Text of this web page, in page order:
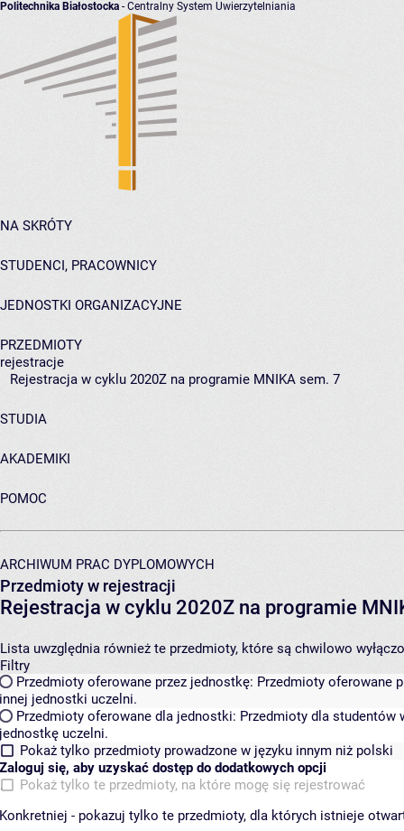
Politechnika Białostocka - Centralny System Uwierzytelniania
NA SKRÓTY
STUDENCI, PRACOWNICY
JEDNOSTKI ORGANIZACYJNE
PRZEDMIOTY
rejestracje
Rejestracja w cyklu 2020Z na programie MNIKA sem. 7
STUDIA
AKADEMIKI
POMOC
ARCHIWUM PRAC DYPLOMOWYCH
Przedmioty w rejestracji
Rejestracja w cyklu 2020Z na programie
Lista uwzględnia również te przedmioty, które są chwilowo
Filtry
Przedmioty oferowane przez jednostkę: Przedmioty oferowane
innej jednostki uczelni.
Przedmioty oferowane dla jednostki: Przedmioty dla studentów
jednostkę uczelni.
Pokaż tylko przedmioty prowadzone w języku innym niż polski
Zaloguj się, aby uzyskać dostęp do dodatkowych opcji
Pokaż tylko te przedmioty, na które mogę się rejestrować
Konkretniej - pokazuj tylko te przedmioty, dla których istnieje